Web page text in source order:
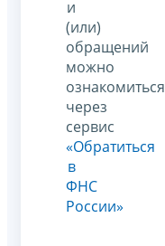
и
(или)
обращений
можно
ознакомиться
через
сервис
«Обратиться
в
ФНС
России»